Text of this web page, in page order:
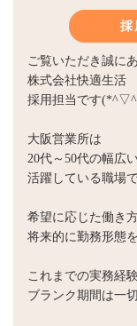
採
ご覧いただき誠に
株式会社快適生活
採用担当です
大阪営業所は
20代～50代の幅広
活躍している職場で
希望に応じた働き
将来的に勤務形態
これまでの実務経験
ブランク期間は一